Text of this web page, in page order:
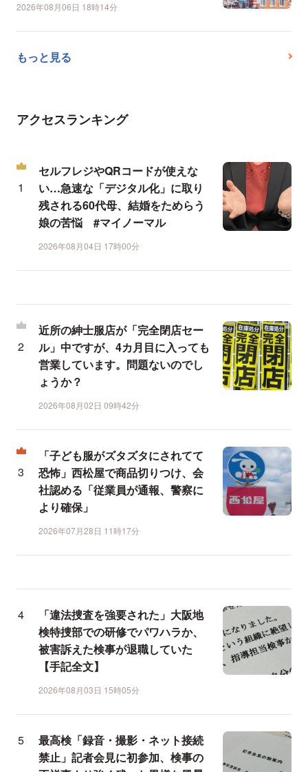
2026年08月06日 18時14分
もっと見る
アクセスランキング
セルフレジやQRコードが使えな
い…急速な「デジタル化」に取り
残される60代母、結婚をためらう
娘の苦悩 #マイノーマル
2026年08月04日 17時00分
近所の紳士服店が「完全閉店セー
ル」中ですが、4カ月目に入っても
営業しています。問題ないのでし
ょうか？
2026年08月02日 09時42分
「子ども服がズタズタにされてて
恐怖」西松屋で商品切りつけ、会
社認める「従業員が通報、警察に
より確保」
2026年07月28日 11時17分
「違法捜査を強要された」大阪地
検特捜部での研修でパワハラか、
被害訴えた検事が退職していた
【手記全文】
2026年08月03日 15時05分
最高検「録音・撮影・ネット接続
禁止」記者会見に初参加、検事の